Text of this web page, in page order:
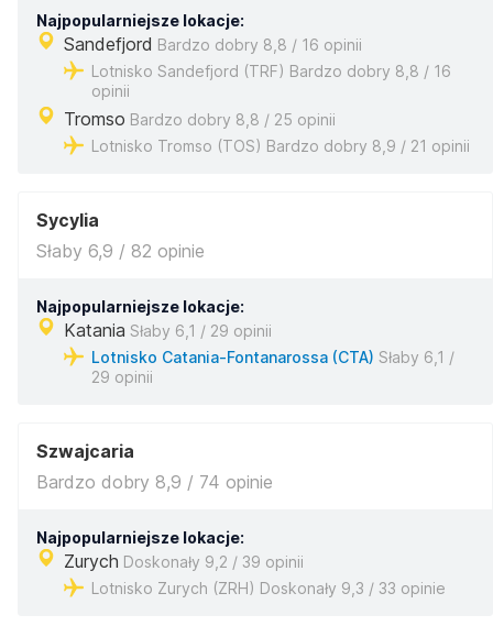
Najpopularniejsze lokacje:
Sandefjord Bardzo dobry 8,8 / 16 opinii
Lotnisko Sandefjord (TRF) Bardzo dobry 8,8 / 16
opinii
Tromso Bardzo dobry 8,8 / 25 opinii
Lotnisko Tromso (TOS) Bardzo dobry 8,9 / 21 opinii
Sycylia
Słaby 6,9 / 82 opinie
Najpopularniejsze lokacje:
Katania Słaby 6,1 / 29 opinii
Lotnisko Catania-Fontanarossa (CTA) Słaby 6,1 /
29 opinii
Szwajcaria
Bardzo dobry 8,9 / 74 opinie
Najpopularniejsze lokacje:
Zurych Doskonały 9,2 / 39 opinii
Lotnisko Zurych (ZRH) Doskonały 9,3 / 33 opinie